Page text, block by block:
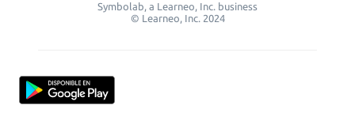
Symbolab, a Learneo, Inc. business
© Learneo, Inc. 2024